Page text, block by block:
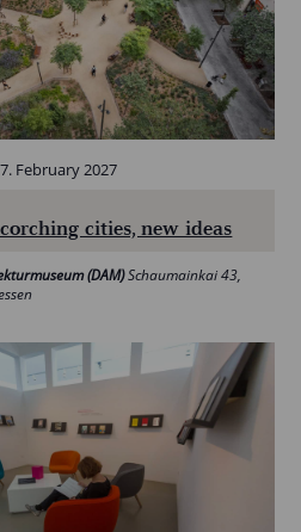
cities, new ideas
7. February 2027
(DAM)Schaumainkai 43,